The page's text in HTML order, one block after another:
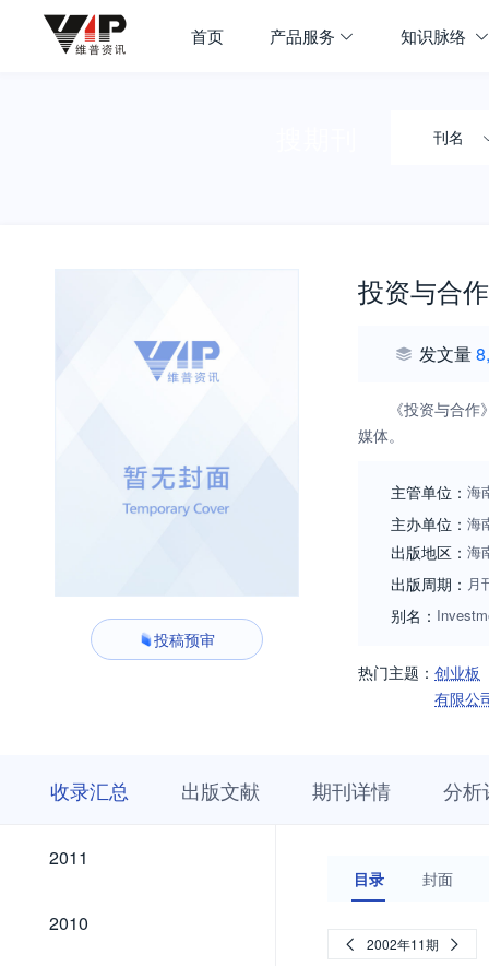
首页 产品服务 知识脉络
刊名
投稿预审
投资与合作
发文量
《投资与合
媒体。
主管单位： 海
主办单位： 海
出版地区： 海
出版周期： 月
别名：
热门主题： 创业板
有限公
收录汇总 出版文献 期刊详情 分析
2011
2011
2010
2010
目录 封面
2002年11期